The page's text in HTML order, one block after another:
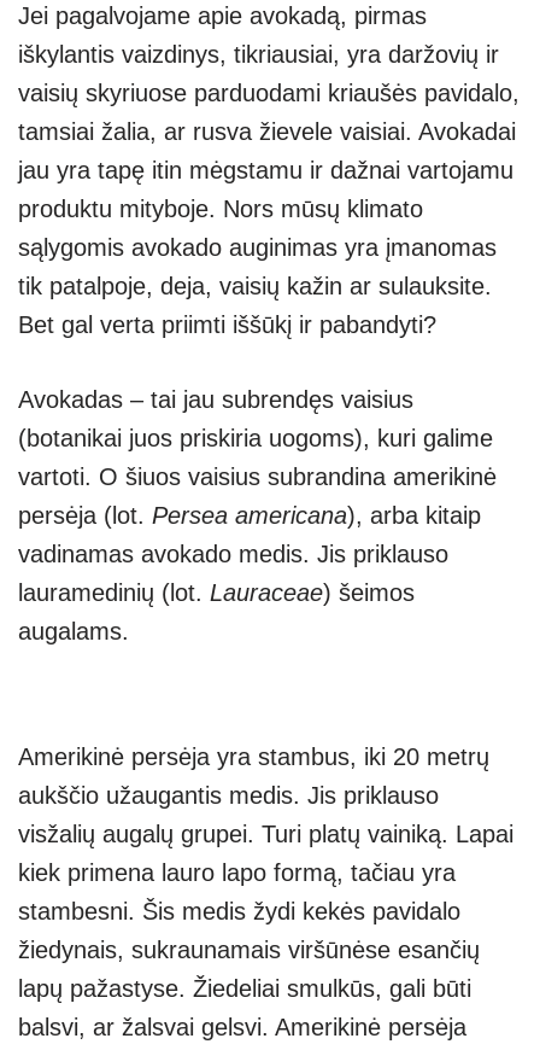
at
s
A
p
p
p
e
e
gr
a
m
er ss
e
n
g
er
ar
e
Jei pagalvojame apie avokadą, pirmas
iškylantis vaizdinys, tikriausiai, yra daržovių ir
vaisių skyriuose parduodami kriaušės pavidalo,
tamsiai žalia, ar rusva žievele vaisiai. Avokadai
jau yra tapę itin mėgstamu ir dažnai vartojamu
produktu mityboje. Nors mūsų klimato
sąlygomis avokado auginimas yra įmanomas
tik patalpoje, deja, vaisių kažin ar sulauksite.
Bet gal verta priimti iššūkį ir pabandyti?
Avokadas – tai jau subrendęs vaisius
(botanikai juos priskiria uogoms), kuri galime
vartoti. O šiuos vaisius subrandina amerikinė
persėja (lot. Persea americana), arba kitaip
vadinamas avokado medis. Jis priklauso
lauramedinių (lot. Lauraceae) šeimos
augalams.
Amerikinė persėja yra stambus, iki 20 metrų
aukščio užaugantis medis. Jis priklauso
visžalių augalų grupei. Turi platų vainiką. Lapai
kiek primena lauro lapo formą, tačiau yra
stambesni. Šis medis žydi kekės pavidalo
žiedynais, sukraunamais viršūnėse esančių
lapų pažastyse. Žiedeliai smulkūs, gali būti
balsvi, ar žalsvai gelsvi. Amerikinė persėja